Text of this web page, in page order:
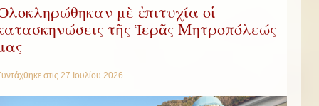
μὲ ἐπιτυχία οἱ
τῆς Ἱερᾶς Μητροπόλεώς
στις 27 Ιουλίου 2026.